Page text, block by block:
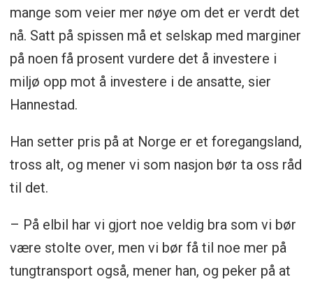
mange som veier mer nøye om det er verdt det
nå. Satt på spissen må et selskap med marginer
på noen få prosent vurdere det å investere i
miljø opp mot å investere i de ansatte, sier
Hannestad.
Han setter pris på at Norge er et foregangsland,
tross alt, og mener vi som nasjon bør ta oss råd
til det.
– På elbil har vi gjort noe veldig bra som vi bør
være stolte over, men vi bør få til noe mer på
tungtransport også, mener han, og peker på at